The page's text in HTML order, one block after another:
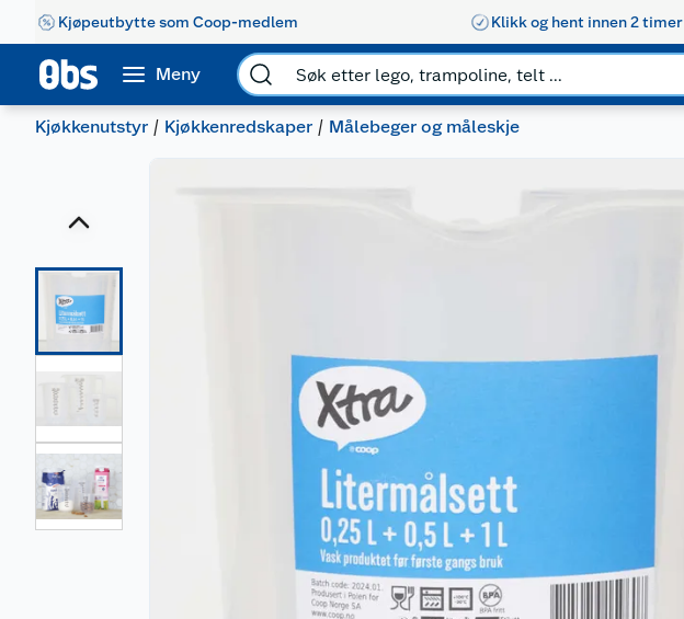
Kjøpeutbytte som Coop-medlem Klikk og hent innen 2 timer
Meny
Kjøkkenutstyr Kjøkkenredskaper Målebeger og måleskje